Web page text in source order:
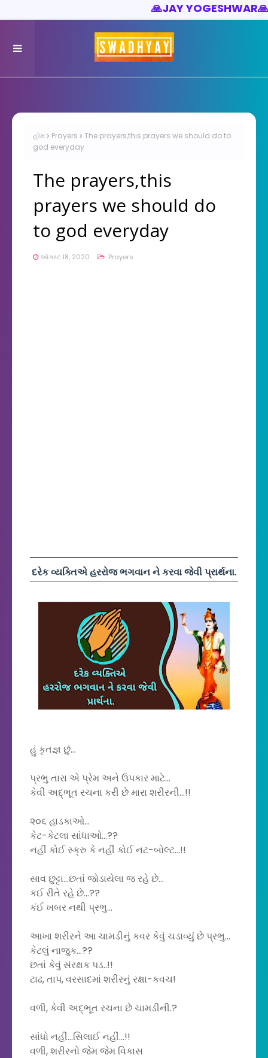
JAY YOGESHWAR🙏
હોમ Prayers
The prayers,this prayers we should do to
god everyday
The prayers,this
prayers we should do
to god everyday
ઑગસ્ટ 18, 2020 Prayers
દરેક વ્યક્તિએ હરરોજ ભગવાન ને કરવા જેવી પ્રાર્થના.
હું કૃતજ્ઞ છું...
પ્રભુ તારા એ પ્રેમ અને ઉપકાર માટે...
કેવી અદ્ભૂત રચના કરી છે મારા શરીરની...!!
૨૦૬ હાડકાઓ...
કેટ-કેટલા સાંધાઓ...??
નહીં કોઈ સ્ક્રુ કે નહીં કોઈ નટ-બોલ્ટ...!!
સાવ છુટ્ટા...છતાં જોડાયેલા જ રહે છે...
કઈ રીતે રહે છે...??
કંઈ ખબર નથી પ્રભુ...
આખા શરીરને આ ચામડીનું કવર કેવું ચડાવ્યું છે પ્રભુ...
કેટલું નાજુક...??
છતાં કેવું સંરક્ષક પડ..!!
ટાઢ, તાપ, વરસાદમાં શરીરનું રક્ષા-કવચ!
વળી, કેવી અદ્ભૂત રચના છે ચામડીની.?
સાંધો નહીં...સિલાઈ નહીં...!!
વળી, શરીરનો જેમ જેમ વિકાસ